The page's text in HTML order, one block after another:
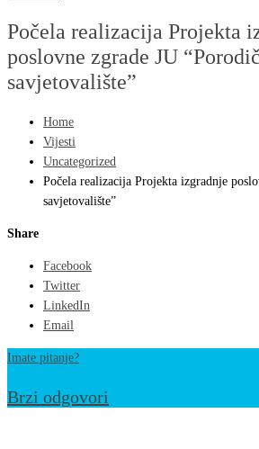
Počela realizacija Projekta
poslovne zgrade JU
savjetovalište”
Home
Vijesti
Uncategorized
Počela realizacija Projekta izgradnje
savjetovalište”
Share
Facebook
Twitter
LinkedIn
Email
Imate pitanje?
Brzi odgovori